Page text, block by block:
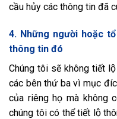
cầu hủy các thông tin đã
4. Những người hoặc
thông tin đó
Chúng tôi sẽ không tiết
các bên thứ ba vì mục
của riêng họ mà không
chúng tôi có thể tiết lộ